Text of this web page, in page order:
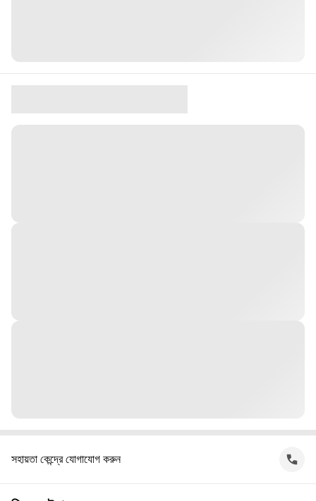
সহায়তা কেন্দ্রে যোগাযোগ করুন